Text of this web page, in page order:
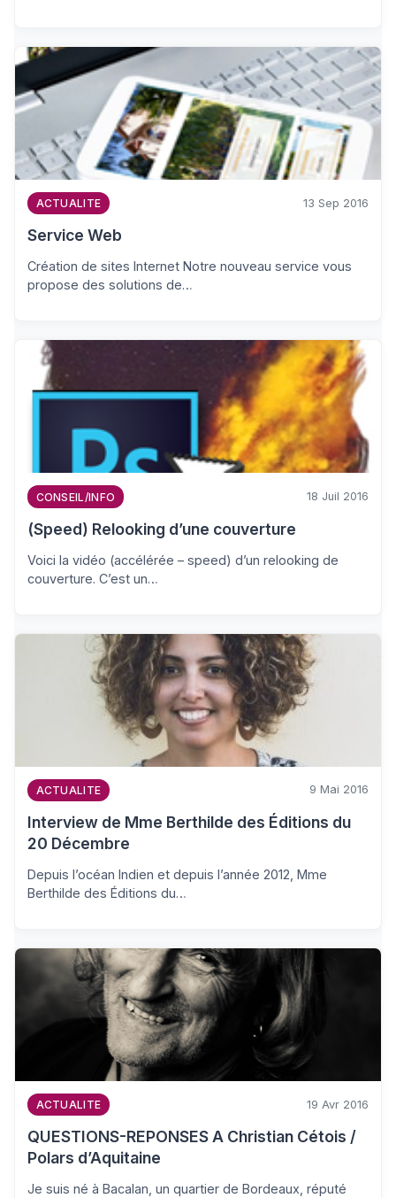
ACTUALITE 13 Sep 2016
Service Web
Création de sites Internet Notre nouveau service vous
propose des solutions de…
CONSEIL/INFO 18 Juil 2016
(Speed) Relooking d’une couverture
Voici la vidéo (accélérée – speed) d’un relooking de
couverture. C’est un…
ACTUALITE 9 Mai 2016
Interview de Mme Berthilde des Éditions du
20 Décembre
Depuis l’océan Indien et depuis l’année 2012, Mme
Berthilde des Éditions du…
ACTUALITE 19 Avr 2016
QUESTIONS-REPONSES A Christian Cétois /
Polars d’Aquitaine
Je suis né à Bacalan, un quartier de Bordeaux, réputé